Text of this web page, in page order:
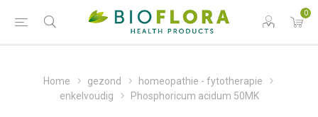
0
Home gezond
homeopathie - fytotherapie
enkelvoudig
Phosphoricum acidum 50MK